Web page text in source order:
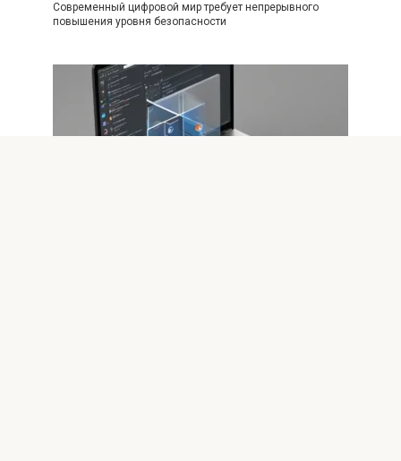
Современный цифровой мир требует непрерывного
повышения уровня безопасности